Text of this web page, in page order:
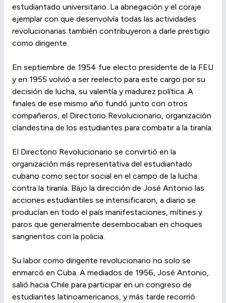
estudiantado universitario. La abnegación y el coraje
ejemplar con que desenvolvía todas las actividades
revolucionarias también contribuyeron a darle prestigio
como dirigente.
En septiembre de 1954 fue electo presidente de la FEU
y en 1955 volvió a ser reelecto para este cargo por su
decisión de lucha, su valentía y madurez política. A
finales de ese mismo año fundó junto con otros
compañeros, el Directorio Revolucionario, organización
clandestina de los estudiantes para combatir a la tiranía.
El Directorio Revolucionario se convirtió en la
organización más representativa del estudiantado
cubano como sector social en el campo de la lucha
contra la tiranía. Bajo la dirección de José Antonio las
acciones estudiantiles se intensificaron, a diario se
producían en todo el país manifestaciones, mítines y
paros que generalmente desembocaban en choques
sangrientos con la policia.
Su labor como dirigente revolucionario no solo se
enmarcó en Cuba. A mediados de 1956, José Antonio,
salió hacia Chile para participar en un congreso de
estudiantes latinoamericanos, y más tarde recorrió